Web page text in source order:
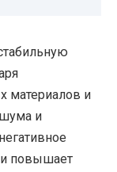
материалов и
шума и
повышает